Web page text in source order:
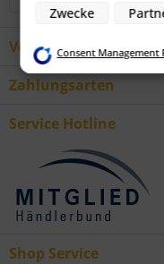
Vorteile
Zahlungsarten
Service Hotline
Shop Service
Speichern von oder
Verwendung von
Verwendung von
Messung der
Analyse von
Entwicklung und
Verwendung reduzierter
Besondere Features:
Verwendung genauer
Zwecke
Consent